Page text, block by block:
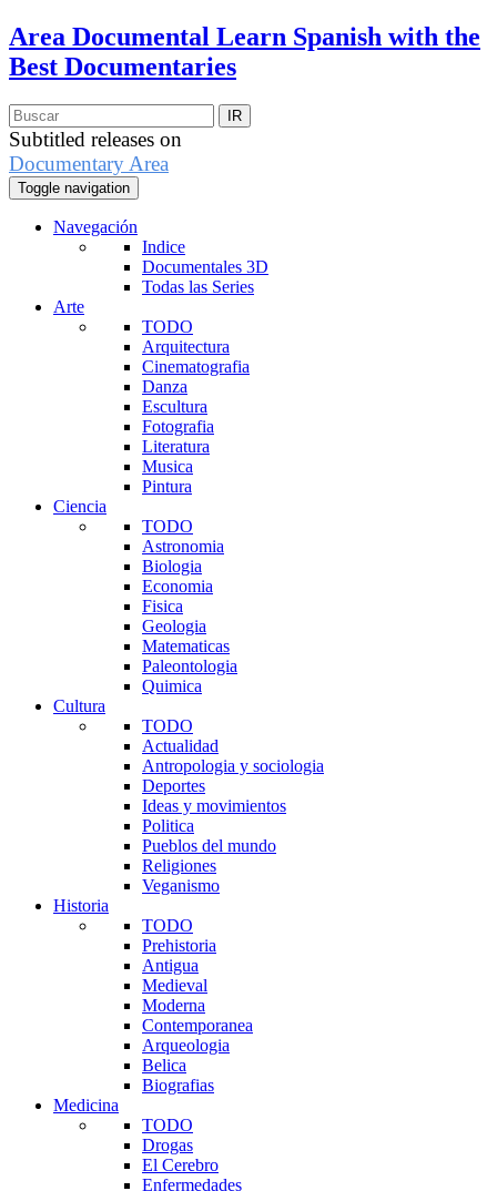
Area Documental Learn Spanish with the
Best Documentaries
Subtitled releases on
Documentary Area
Toggle navigation
Navegación
Indice
Documentales 3D
Todas las Series
Arte
TODO
Arquitectura
Cinematografia
Danza
Escultura
Fotografia
Literatura
Musica
Pintura
Ciencia
TODO
Astronomia
Biologia
Economia
Fisica
Geologia
Matematicas
Paleontologia
Quimica
Cultura
TODO
Actualidad
Antropologia y sociologia
Deportes
Ideas y movimientos
Politica
Pueblos del mundo
Religiones
Veganismo
Historia
TODO
Prehistoria
Antigua
Medieval
Moderna
Contemporanea
Arqueologia
Belica
Biografias
Medicina
TODO
Drogas
El Cerebro
Enfermedades